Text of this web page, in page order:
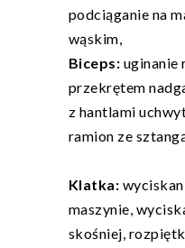
podciąganie na
wąskim,
Biceps: uginanie
przekrętem
z hantlami
ramion ze
Klatka:
maszynie,
skośniej,